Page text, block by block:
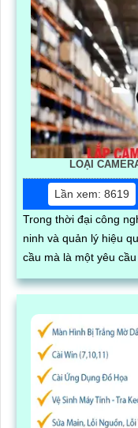
LOẠI
Lần xem: 8619
Trong thời đại công
ninh và quản lý hiệu
cầu mà là một yêu